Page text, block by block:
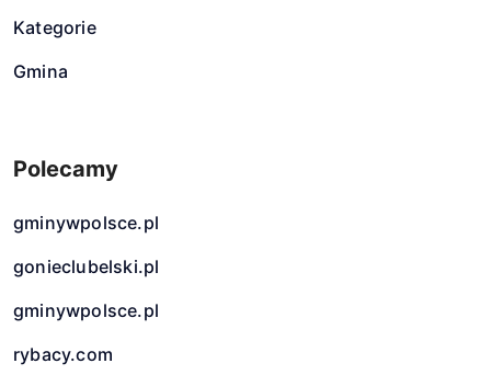
Kategorie
Gmina
Polecamy
gminywpolsce.pl
gonieclubelski.pl
gminywpolsce.pl
rybacy.com